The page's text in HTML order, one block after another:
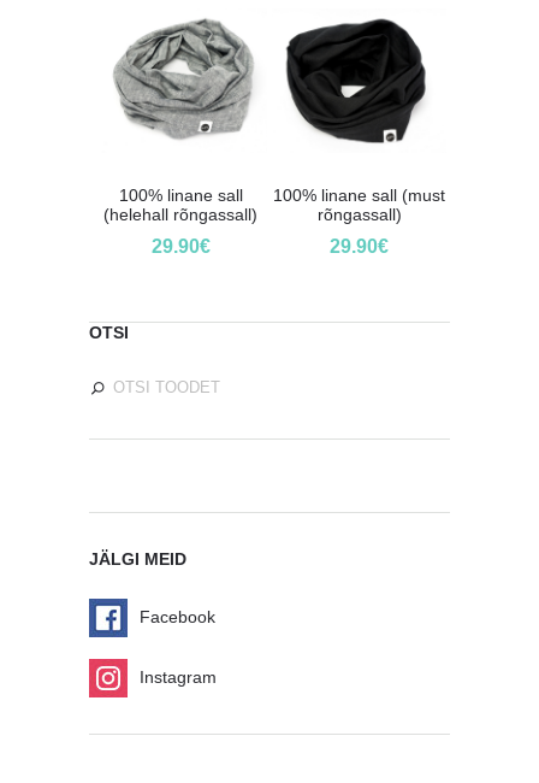
100% linane sall
(helehall rõngassall)
29.90€
100% linane sall (must
rõngassall)
29.90€
OTSI
JÄLGI MEID
Facebook
Instagram